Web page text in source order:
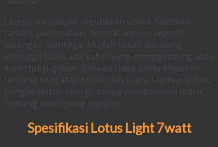
Lampu ini banyak digunakan untuk halaman
taman, perumahan, tempat umum seperti
lapangan olahraga. Mudah sekali dipasang,
sehingga tidak ada kabel yang menggantung atau
konstruksi galian. Bahkan tidak perlu khawatir
tentang sengatan listrik dan biaya tagihan listrik,
penghematan energi, tanpa pembayaran listrik,
rentang umur yang panjang.
Spesifikasi Lotus Light 7watt